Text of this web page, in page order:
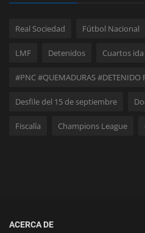
Real Sociedad Fútbol Nacional
LMF Detenidos Cuartos ida
#PNC #QUEMADURAS
Desfile del 15 de septiembre
Fiscalía Champions League
ACERCA DE